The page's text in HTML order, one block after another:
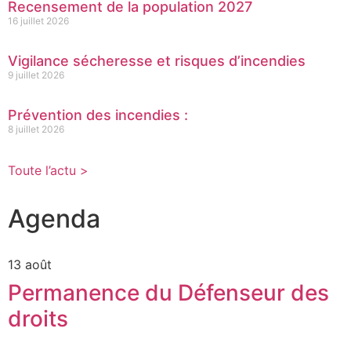
Recensement de la population 2027
16 juillet 2026
Vigilance sécheresse et risques d’incendies
9 juillet 2026
Prévention des incendies :
8 juillet 2026
Toute l’actu >
Agenda
13 août
Permanence du Défenseur des
droits